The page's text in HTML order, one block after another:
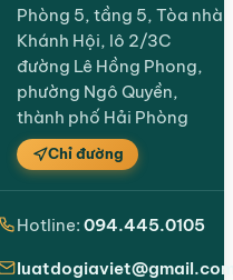
Phòng 5, tầng 5, Tòa nhà
Khánh Hội, lô 2/3C
đường Lê Hồng Phong,
phường Ngô Quyền,
thành phố Hải Phòng
Chỉ đường
Hotline: 094.445.0105